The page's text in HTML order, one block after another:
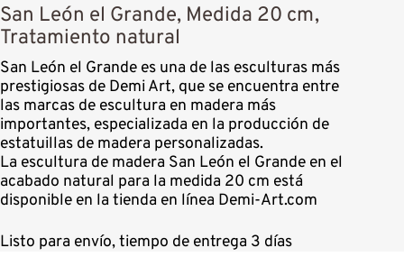
San León el Grande, Medida 20 cm,
Tratamiento natural
San León el Grande es una de las esculturas más
prestigiosas de Demi Art, que se encuentra entre
las marcas de escultura en madera más
importantes, especializada en la producción de
estatuillas de madera personalizadas.
La escultura de madera San León el Grande en el
acabado natural para la medida 20 cm está
disponible en la tienda en línea Demi-Art.com
Listo para envío, tiempo de entrega 3 días